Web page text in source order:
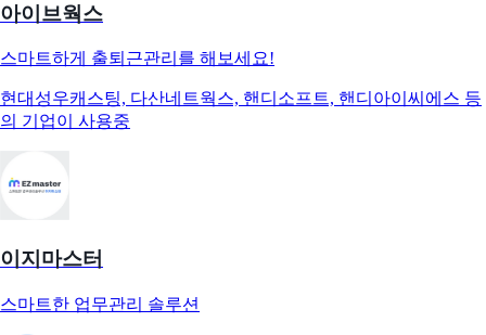
아이브웍스
스마트하게 출퇴근관리를 해보세요!
현대성우캐스팅, 다산네트웍스, 핸디소프트, 핸디아이씨에스 등
의 기업이 사용중
이지마스터
스마트한 업무관리 솔루션